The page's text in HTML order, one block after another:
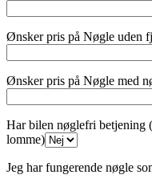
Ønsker pris på Nøgle uden
Ønsker pris på Nøgle med
Har bilen nøglefri betjening
lomme)
Jeg har fungerende nøgle